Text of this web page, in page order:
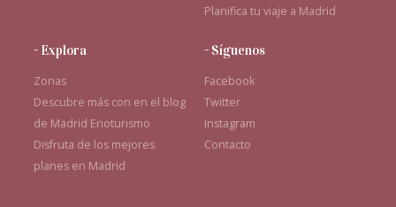
Planifica tu viaje a Madrid
- Explora
Zonas
Descubre más con en el blog
de Madrid Enoturismo
Disfruta de los mejores
planes en Madrid
- Síguenos
Facebook
Twitter
Instagram
Contacto